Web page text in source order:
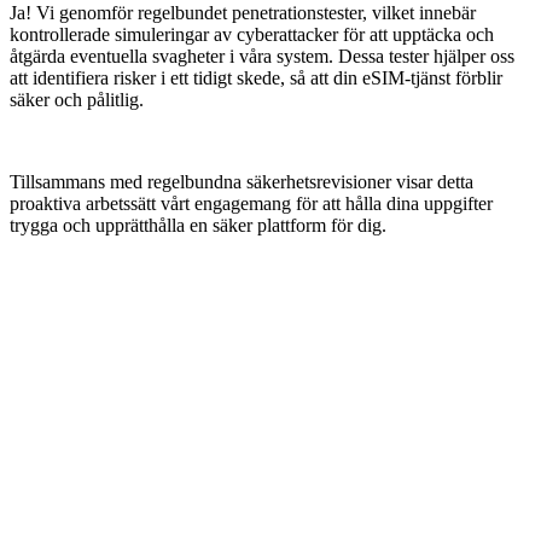
Ja! Vi genomför regelbundet penetrationstester, vilket innebär
kontrollerade simuleringar av cyberattacker för att upptäcka och
åtgärda eventuella svagheter i våra system. Dessa tester hjälper oss
att identifiera risker i ett tidigt skede, så att din eSIM-tjänst förblir
säker och pålitlig.
Tillsammans med regelbundna säkerhetsrevisioner visar detta
proaktiva arbetssätt vårt engagemang för att hålla dina uppgifter
trygga och upprätthålla en säker plattform för dig.